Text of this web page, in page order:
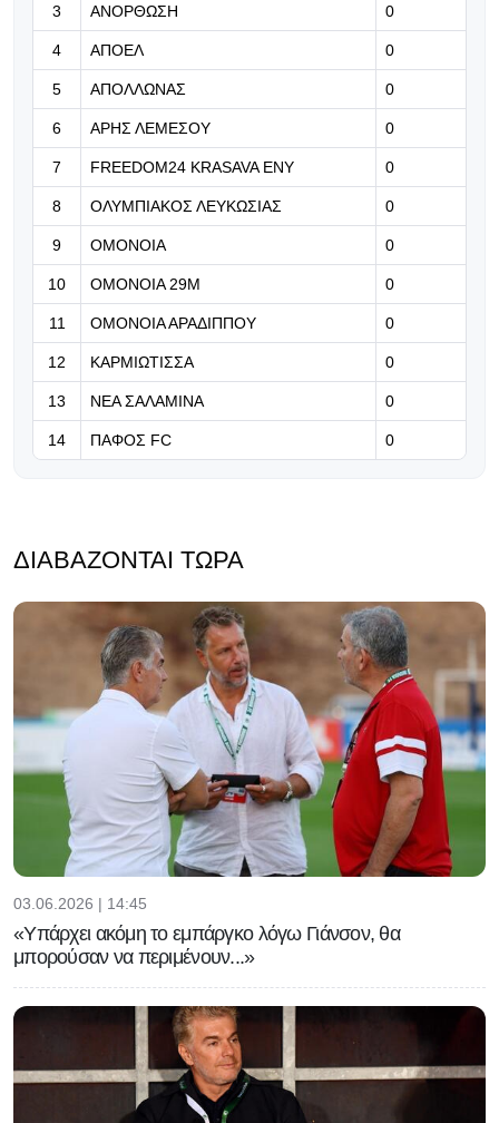
07.08.2026 | 13:25
Στρέφεται στον Φεράν Τόρες η
Άρσεναλ
07.08.2026 | 13:12
Ενθαρρυντική εικόνα για τους
«λέοντες»
Η Μπαρσελόνα πιέζει για Άλβαρες
και Ρόδρι (pic)
3 ΑΝΟΡΘΩΣΗ 0
4 ΑΠΟΕΛ 0
5 ΑΠΟΛΛΩΝΑΣ 0
6 ΑΡΗΣ ΛΕΜΕΣΟΥ 0
7 FREEDOM24 KRASAVA ΕΝΥ 0
8 ΟΛΥΜΠΙΑΚΟΣ ΛΕΥΚΩΣΙΑΣ 0
9 ΟΜΟΝΟΙΑ 0
10 ΟΜΟΝΟΙΑ 29Μ 0
11 ΟΜΟΝΟΙΑ ΑΡΑΔΙΠΠΟΥ 0
12 ΚΑΡΜΙΩΤΙΣΣΑ 0
13 ΝΕΑ ΣΑΛΑΜΙΝΑ 0
14 ΠΑΦΟΣ FC 0
ΔΙΑΒΆΖΟΝΤΑΙ ΤΏΡΑ
03.06.2026 | 14:45
«Υπάρχει ακόμη το εμπάργκο λόγω Γιάνσον, θα
μπορούσαν να περιμένουν...»